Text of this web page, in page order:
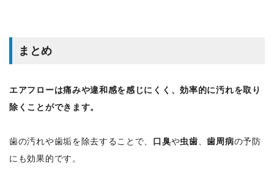
まとめ
エアフローは痛みや違和感を感じにくく、効率的に汚れを取り
除くことができます。
歯の汚れや歯垢を除去することで、 口臭や虫歯 、歯周病の予防
にも効果的です。